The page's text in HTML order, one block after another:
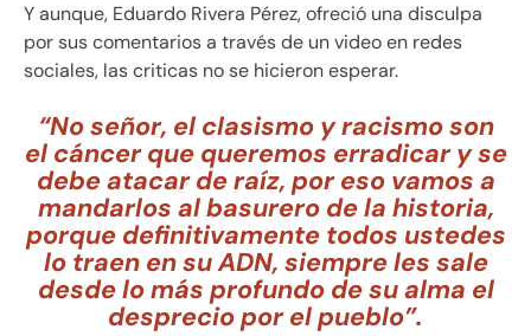
Y aunque, Eduardo Rivera Pérez, ofreció una disculpa
por sus comentarios a través de un video en redes
sociales, las criticas no se hicieron esperar.
“No señor, el clasismo y racismo son
el cáncer que queremos erradicar y se
debe atacar de raíz, por eso vamos a
mandarlos al basurero de la historia,
porque definitivamente todos ustedes
lo traen en su ADN, siempre les sale
desde lo más profundo de su alma el
desprecio por el pueblo”.